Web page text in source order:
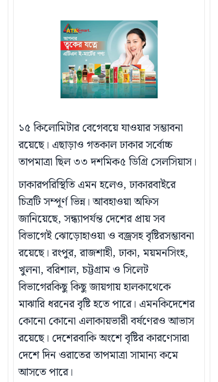
১৫ কিলোমিটার বেগেবয়ে যাওয়ার সম্ভাবনা
রয়েছে। এছাড়াও গতকাল ঢাকার সর্বোচ্চ
তাপমাত্রা ছিল ৩৩ দশমিক৫ ডিগ্রি সেলসিয়াস।
ঢাকারপরিস্থিতি এমন হলেও, ঢাকারবাইরে
চিত্রটি সম্পূর্ণ ভিন্ন। আবহাওয়া অফিস
জানিয়েছে, সন্ধ্যাপর্যন্ত দেশের প্রায় সব
বিভাগেই ঝোড়োহাওয়া ও বজ্রসহ বৃষ্টিরসম্ভাবনা
রয়েছে। রংপুর, রাজশাহী, ঢাকা, ময়মনসিংহ,
খুলনা, বরিশাল, চট্টগ্রাম ও সিলেট
বিভাগেরকিছু কিছু জায়গায় হালকাথেকে
মাঝারি ধরনের বৃষ্টি হতে পারে। এমনকিদেশের
কোনো কোনো এলাকায়ভারী বর্ষণেরও আভাস
রয়েছে। দেশেরবাকি অংশে বৃষ্টির কারণেসারা
দেশে দিন ওরাতের তাপমাত্রা সামান্য কমে
আসতে পারে।